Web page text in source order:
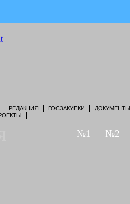
РЕДАКЦИЯ ГОСЗАКУПКИ
ДОКУМЕНТЫ
№1 №2